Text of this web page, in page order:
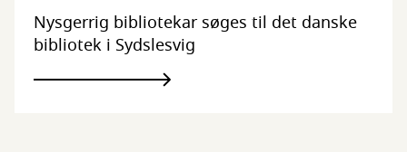
Nysgerrig bibliotekar søges til det danske
bibliotek i Sydslesvig